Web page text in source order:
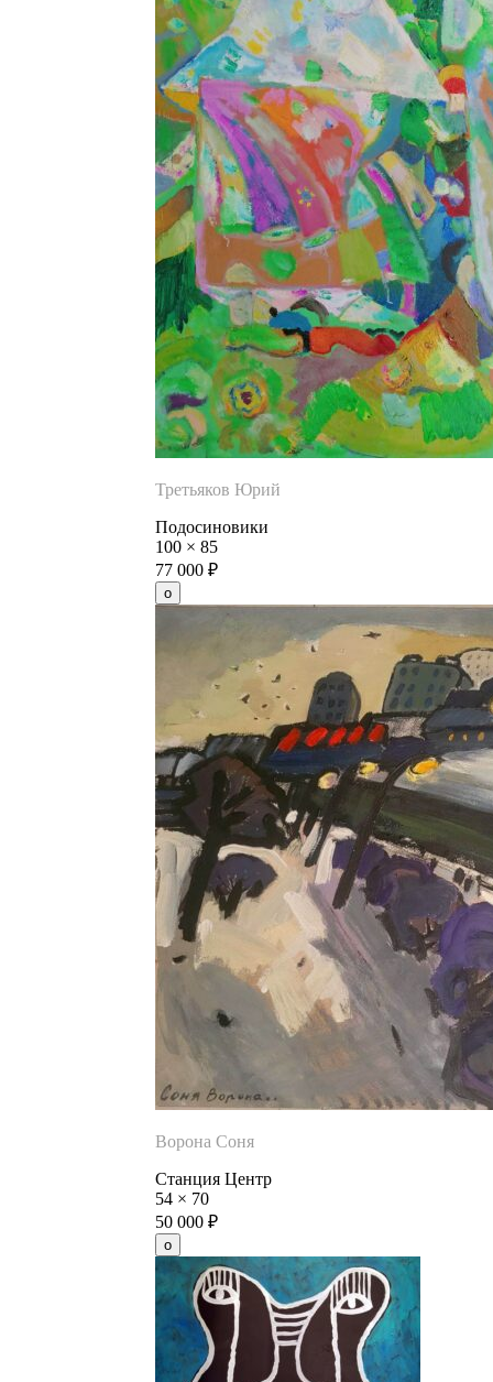
Третьяков Юрий
Подосиновики
100 × 85
77 000 ₽
Ворона Соня
Станция Центр
54 × 70
50 000 ₽